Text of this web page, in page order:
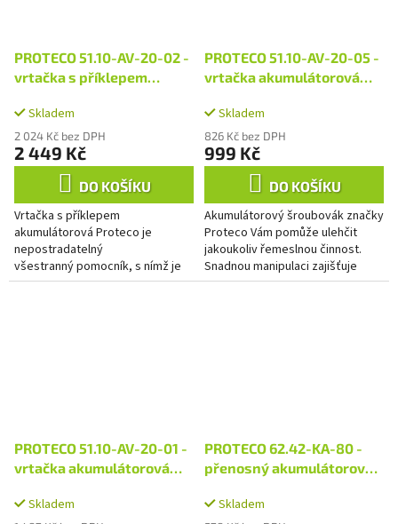
PROTECO 51.10-AV-20-02 -
vrtačka s příklepem
akumulátor
Skladem
2 024 Kč bez DPH
2 449 Kč
DO KOŠÍKU
Vrtačka s příklepem
akumulátorová Proteco je
nepostradatelný
všestranný pomocník, s nímž je
hračkou jak vrtání, tak
PROTECO 51.10-AV-20-05 -
vrtačka akumulátorová
Skladem
826 Kč bez DPH
999 Kč
DO KOŠÍKU
Akumulátorový šroubovák značky
Proteco Vám pomůže ulehčit
jakoukoliv řemeslnou činnost.
Snadnou manipulaci zajišťuje
rychloupínací sklíčidlo (2-13 mm).
PROTECO 51.10-AV-20-01 -
vrtačka akumulátorová
nabíječka
Skladem
PROTECO 62.42-KA-80 -
přenosný akumulátorový
Skladem